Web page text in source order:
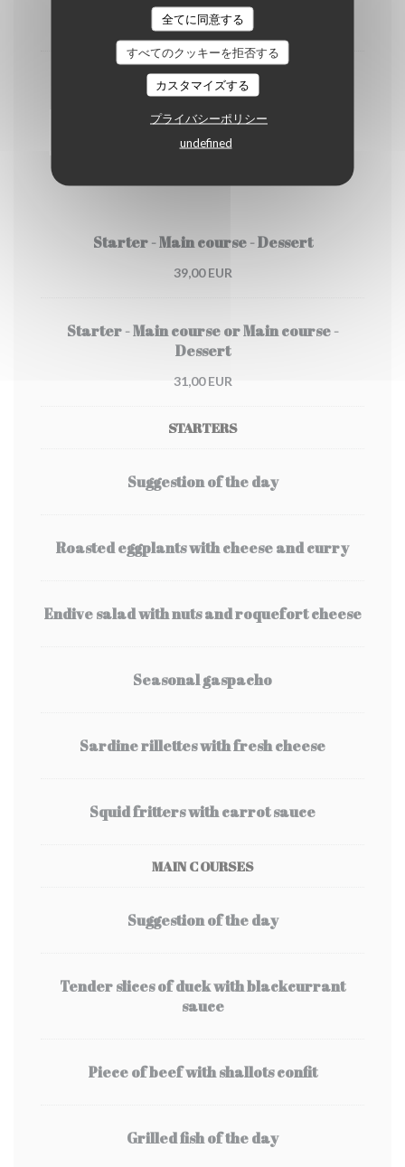
全てに同意する
すべてのクッキーを拒否する
カスタマイズする
プライバシーポリシー
undefined
4,50 EUR
Cappuccino
5,00 EUR
Starter - Main course - Dessert
39,00 EUR
Starter - Main course or Main course -
Dessert
31,00 EUR
STARTERS
Suggestion of the day
Roasted eggplants with cheese and curry
Endive salad with nuts and roquefort cheese
Seasonal gaspacho
Sardine rillettes with fresh cheese
Squid fritters with carrot sauce
MAIN COURSES
Suggestion of the day
Tender slices of duck with blackcurrant
sauce
Piece of beef with shallots confit
Grilled fish of the day